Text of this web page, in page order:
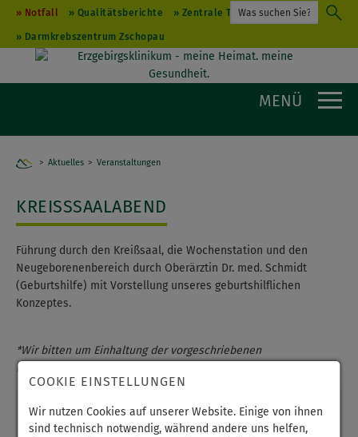
Notfall Qualitätsberichte Zentrale Terminvergabe
Darmkrebszentrum Zschopau
MENÜ
Home
Aktuelles Veranstaltungen
KREISSSAALABEND
Führung durch den Kreißsaal, die Wochenstation und den
Neugeborenenbereich durch Oberärztin Dr. med. Schmidt
(Geburtshilfe) mit Vorstellung unseres geburtshilflichen
Konzeptes.
*Wir bitten um Einhaltung der vorgeschriebenen
Hygieneschutzmaßnahmen.
03.06.2026
COOKIE EINSTELLUNGEN
Wir nutzen Cookies auf unserer Website. Einige von ihnen
sind technisch notwendig, während andere uns helfen,